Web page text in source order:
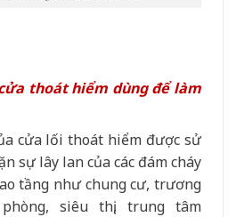
thoát hiểm dùng để làm
cửa lối thoát hiểm được sử
sự lây lan của các đám cháy
tầng như chung cư, trương
siêu thị, trung tâm